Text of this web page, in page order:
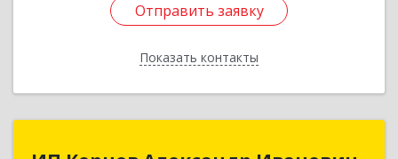
Отправить заявку
Показать контакты
Отправить заявку
Назад